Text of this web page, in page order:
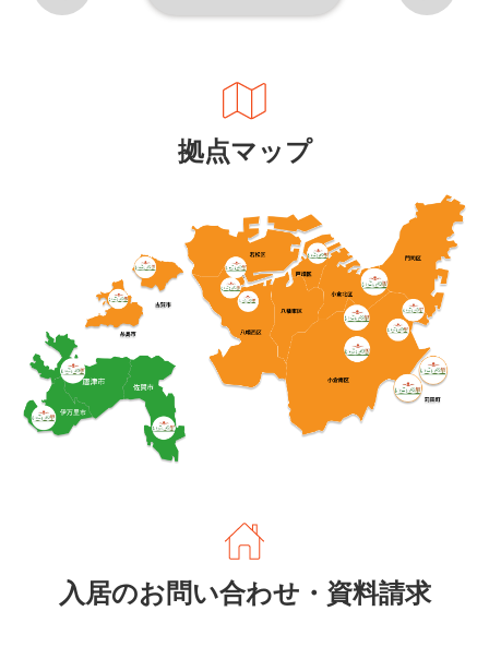
拠点マップ
入居のお問い合わせ・資料請求